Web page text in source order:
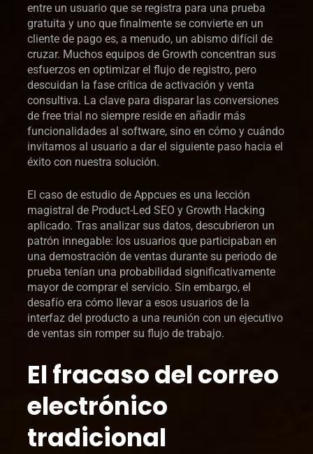
entre un usuario que se registra para una prueba
gratuita y uno que finalmente se convierte en un
cliente de pago es, a menudo, un abismo difícil de
cruzar. Muchos equipos de Growth concentran sus
esfuerzos en optimizar el flujo de registro, pero
descuidan la fase crítica de activación y venta
consultiva. La clave para disparar las conversiones
de free trial no siempre reside en añadir más
funcionalidades al software, sino en cómo y cuándo
invitamos al usuario a dar el siguiente paso hacia el
éxito con nuestra solución.
El caso de estudio de Appcues es una lección
magistral de Product-Led SEO y Growth Hacking
aplicado. Tras analizar sus datos, descubrieron un
patrón innegable: los usuarios que participaban en
una demostración de ventas durante su periodo de
prueba tenían una probabilidad significativamente
mayor de comprar el servicio. Sin embargo, el
desafío era cómo llevar a esos usuarios de la
interfaz del producto a una reunión con un ejecutivo
de ventas sin romper su flujo de trabajo.
El fracaso del correo
electrónico
tradicional